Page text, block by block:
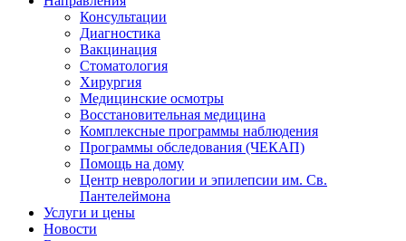
Консультации
Диагностика
Вакцинация
Стоматология
Хирургия
Медицинские осмотры
Восстановительная медицина
Комплексные программы наблюдения
Программы обследования (ЧЕКАП)
Помощь на дому
Центр неврологии и эпилепсии им. Св.
Пантелеймона
Услуги и цены
Новости